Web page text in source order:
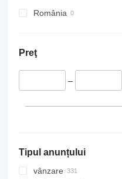
România
Preţ
–
Tipul anunțului
vânzare